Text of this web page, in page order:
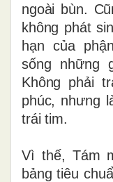
ngoài bùn.
không phát
hạn của
sống những
Không phải
phúc, nhưng
trái tim.
Vì thế, Tám
bảng tiêu